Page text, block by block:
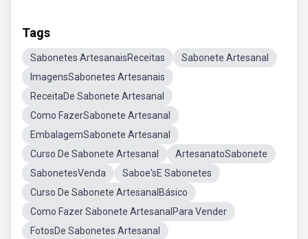
Tags
Sabonetes ArtesanaisReceitas
Sabonete Artesanal
ImagensSabonetes Artesanais
ReceitaDe Sabonete Artesanal
Como FazerSabonete Artesanal
EmbalagemSabonete Artesanal
Curso De Sabonete Artesanal
ArtesanatoSabonete
SabonetesVenda
Saboe'sE Sabonetes
Curso De Sabonete ArtesanalBásico
Como Fazer Sabonete ArtesanalPara Vender
FotosDe Sabonetes Artesanal